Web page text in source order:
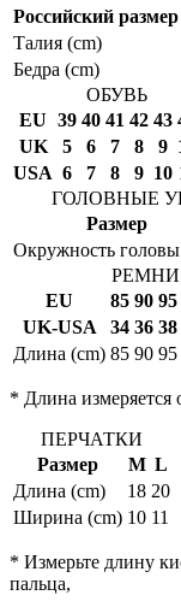
Российский размер
Талия (cm)
Бедра (cm)
ОБУВЬ
EU 39 40 41 42 43
UK
5 6 7 8 9
USA 6 7 8 9 10
ГОЛОВНЫЕ
Размер
Окружность
РЕМНИ
EU
85 90 95
UK-USA
34 36 38
Длина (cm) 85 90 95
* Длина измеряется
ПЕРЧАТКИ
Размер
M L
Длина (cm)
18 20
Ширина (cm) 10 11
* Измерьте длину
пальца,